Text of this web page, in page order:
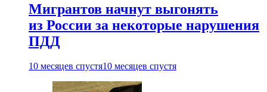
Мигрантов начнут выгонять
из России за некоторые нарушения
ПДД
10 месяцев спустя10 месяцев спустя